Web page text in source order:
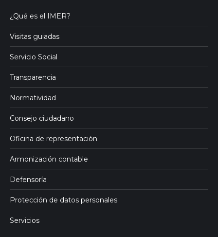
¿Qué es el IMER?
Visitas guiadas
Servicio Social
Transparencia
Normatividad
Consejo ciudadano
Oficina de representación
Armonización contable
Defensoría
Protección de datos personales
Servicios